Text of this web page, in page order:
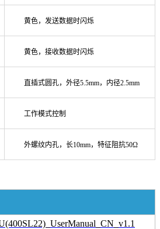
黄色，发送数据时闪烁
黄色，接收数据时闪烁
直插式圆孔，外径5.5mm，内径2.5mm
工作模式控制
外螺纹内孔，长10mm，特征阻抗50Ω